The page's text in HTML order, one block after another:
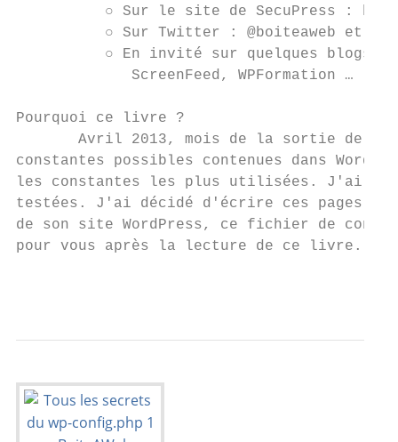
○ Sur le site de SecuPress :
○ Sur Twitter : ​@boiteaweb​ et
○ En invité sur quelques blogs
             ScreenFeed​, ​WPFormation​ …
Pourquoi ce livre ?
Avril 2013, mois de la sortie de
constantes possibles contenues dans
les constantes les plus utilisées. J'ai
testées. J'ai décidé d'écrire ces pages
de son site WordPress, ce fichier de
pour vous après la lecture de ce livre.